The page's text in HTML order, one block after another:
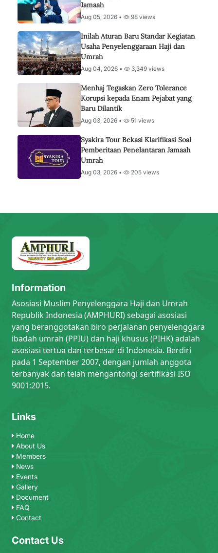
Jamaah
Aug 05, 2026 • 98 views
Inilah Aturan Baru Standar Kegiatan
Usaha Penyelenggaraan Haji dan
Umrah
Aug 04, 2026 • 3,349 views
Menhaj Tegaskan Zero Tolerance
Korupsi kepada Enam Pejabat yang
Baru Dilantik
Aug 03, 2026 • 51 views
Syakira Tour Bekasi Klarifikasi Soal
Pemberitaan Penelantaran Jamaah
Umrah
Aug 03, 2026 • 205 views
Information
Asosiasi Muslim Penyelenggara Haji dan Umrah
Republik Indonesia (AMPHURI) sebagai asosiasi
yang beranggotakan biro perjalanan penyelenggara
ibadah umrah (PPIU) dan haji khusus (PIHK) adalah
asosiasi tertua dan terbesar di Indonesia. Berdiri
pada 1 September 2007, dengan jumlah anggota
terbanyak dan telah mengantongi sertifikasi ISO
9001:2015.
Links
Home
About Us
Members
News
Events
Gallery
Document
FAQ
Contact
Contact Us